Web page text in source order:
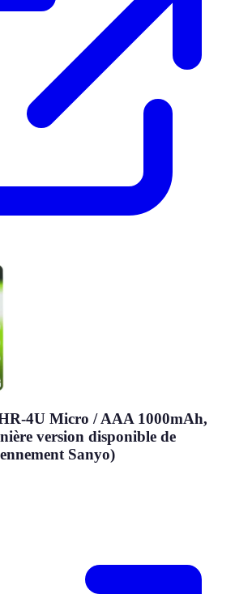
4U Micro / AAA 1000mAh,
version disponible de
Sanyo)